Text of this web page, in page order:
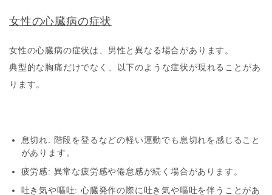
女性の心臓病の症状
女性の心臓病の症状は、男性と異なる場合があります。
典型的な胸痛だけでなく、以下のような症状が現れることがあ
ります。
息切れ: 階段を登るなどの軽い運動でも息切れを感じること
があります。
疲労感: 異常な疲労感や倦怠感が続く場合があります。
吐き気や嘔吐: 心臓発作の際に吐き気や嘔吐を伴うことがあ